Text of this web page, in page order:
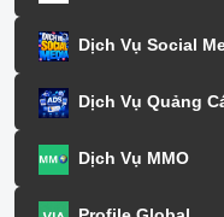
Dịch Vụ Social
Dịch Vụ Quảng
Dịch Vụ MMO